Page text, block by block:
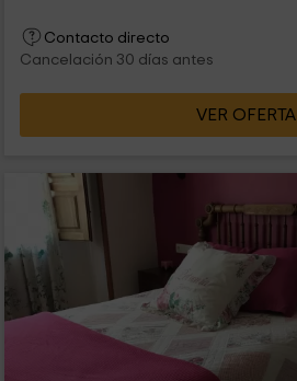
Contacto directo
Cancelación 30 días antes
VER OFERTA